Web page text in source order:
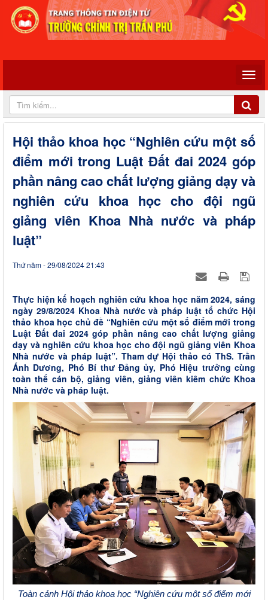
Hội thảo khoa học “Nghiên cứu một số
điểm mới trong Luật Đất đai 2024 góp
phần nâng cao chất lượng giảng dạy và
nghiên cứu khoa học cho đội ngũ
giảng viên Khoa Nhà nước và pháp
luật”
Thứ năm - 29/08/2024 21:43
Thực hiện kế hoạch nghiên cứu khoa học năm 2024, sáng
ngày 29/8/2024 Khoa Nhà nước và pháp luật tổ chức Hội
thảo khoa học chủ đề “Nghiên cứu một số điểm mới trong
Luật Đất đai 2024 góp phần nâng cao chất lượng giảng
dạy và nghiên cứu khoa học cho đội ngũ giảng viên Khoa
Nhà nước và pháp luật”. Tham dự Hội thảo có ThS. Trần
Ánh Dương, Phó Bí thư Đảng ủy, Phó Hiệu trưởng cùng
toàn thể cán bộ, giảng viên, giảng viên kiêm chức Khoa
Nhà nước và pháp luật.
Toàn cảnh Hội thảo khoa học “Nghiên cứu một số điểm mới